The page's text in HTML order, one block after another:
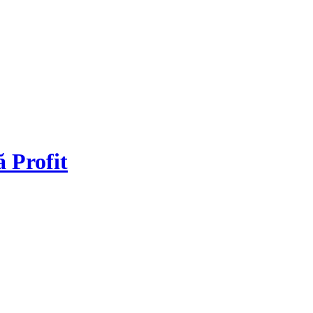
Profit